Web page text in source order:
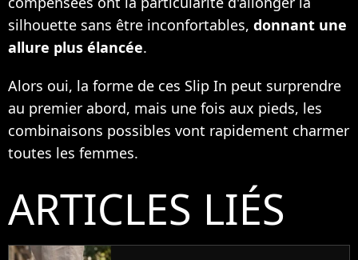
silhouette sans être inconfortables, donnant une
allure plus élancée.
Alors oui, la forme de ces Slip In peut surprendre
au premier abord, mais une fois aux pieds, les
combinaisons possibles vont rapidement charmer
toutes les femmes.
ARTICLES LIÉS